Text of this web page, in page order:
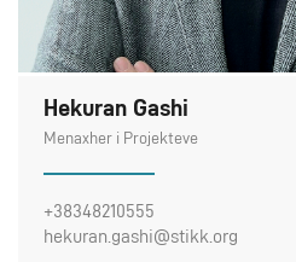
Hekuran Gashi
Menaxher i Projekteve
+38348210555
hekuran.gashi@stikk.org